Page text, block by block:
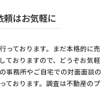
頼はお気軽に
っております。まだ本格的に売
ておりますので、どうぞお気軽
事務所やご自宅での対面面談の
ております。調査は不動産のプ